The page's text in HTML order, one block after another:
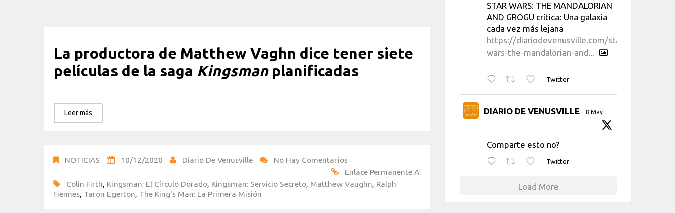
La productora de Matthew Vaghn dice tener siete
películas de la saga Kingsmanplanificadas
Leer más
NOTICIAS 10/12/2020 Diario De Venusville
No Hay Comentarios
Enlace Permanente A:
Colin Firth, Kingsman: El Círculo Dorado, Kingsman: Servicio Secreto, Matthew Vaughn, Ralph
Fiennes, Taron Egerton, The King's Man: La Primera Misión
STAR WARS: THE MANDALORIAN
AND GROGU crítica: Una galaxia
cada vez más lejana
https://diariodevenusville.com/star-
wars-the-mandalorian-and...
Twitter
DIARIO DE VENUSVILLE 8 May
Comparte esto no?
Twitter
Load More